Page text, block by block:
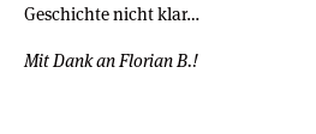
Geschichte nicht klar…
Mit Dank an Florian B.!